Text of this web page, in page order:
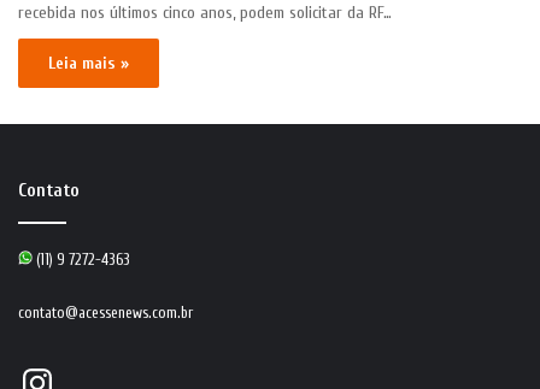
recebida nos últimos cinco anos, podem solicitar da RF…
Leia mais »
Contato
(11) 9 7272-4363
contato@acessenews.com.br
Instagram